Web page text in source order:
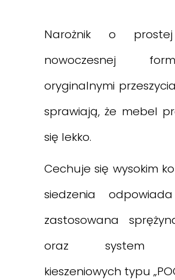
Narożnik o
nowoczesnej
oryginalnymi
sprawiają, że mebel
się lekko.
Cechuje się wysokim
siedzenia
zastosowana
oraz system
kieszeniowych typu